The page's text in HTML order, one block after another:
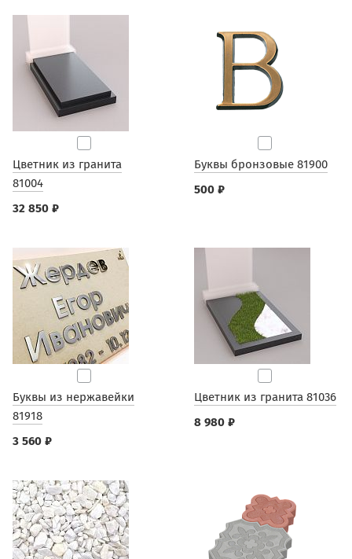
Цветник из гранита
81004
32 850 ₽
Буквы бронзовые 81900
500 ₽
Буквы из нержавейки
81918
3 560 ₽
Цветник из гранита 81036
8 980 ₽